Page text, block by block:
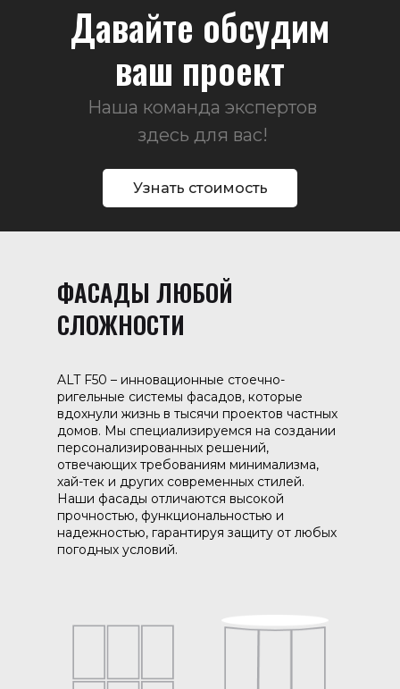
Давайте обсудим
ваш проект
Наша команда экспертов
здесь для вас!
Узнать стоимость
ФАСАДЫ ЛЮБОЙ
СЛОЖНОСТИ
ALT F50 – инновационные стоечно-
ригельные системы фасадов, которые
вдохнули жизнь в тысячи проектов частных
домов. Мы специализируемся на создании
персонализированных решений,
отвечающих требованиям минимализма,
хай-тек и других современных стилей.
Наши фасады отличаются высокой
прочностью, функциональностью и
надежностью, гарантируя защиту от любых
погодных условий.